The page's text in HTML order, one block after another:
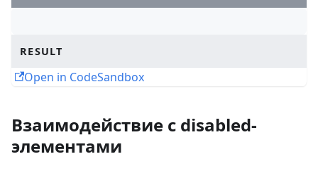
RESULT
Open in CodeSandbox
Взаимодействие с disabled-
элементами